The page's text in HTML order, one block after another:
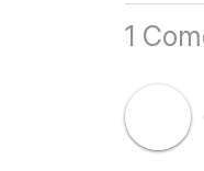
1